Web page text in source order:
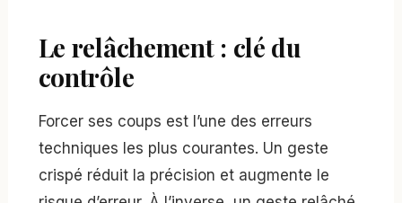
Le relâchement : clé du
contrôle
Forcer ses coups est l’une des erreurs
techniques les plus courantes. Un geste
crispé réduit la précision et augmente le